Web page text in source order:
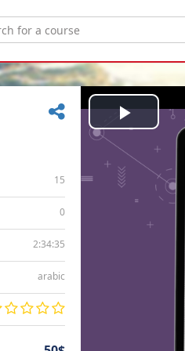
15
0
2:34:35
arabic
Play
Video